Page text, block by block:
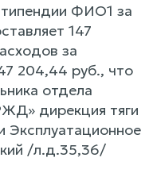
ФИО1 за
147
за
204,44 руб., что
отдела
дирекция тяги
Эксплуатационное
/л.д.35,36/